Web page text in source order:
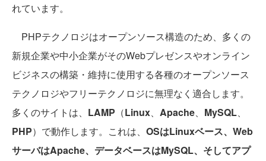
れています。
PHPテクノロジはオープンソース構造のため、多くの
新規企業や中小企業がそのWebプレゼンスやオンライン
ビジネスの構築・維持に使用する各種のオープンソース
テクノロジやフリーテクノロジに無理なく適合します。
多くのサイトは、 LAMP （Linux、 Apache、 MySQL、
PHP）で動作します。これは、 OSはLinuxベース、Web
サーバはApache、データベースはMySQL、そしてアプ